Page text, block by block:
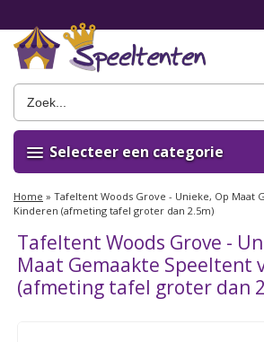
Selecteer een categorie
Home » Tafeltent Woods Grove - Unieke, Op Maat
Kinderen (afmeting tafel groter dan 2.5m)
Tafeltent Woods Grove -
Maat Gemaakte Speeltent
(afmeting tafel groter dan